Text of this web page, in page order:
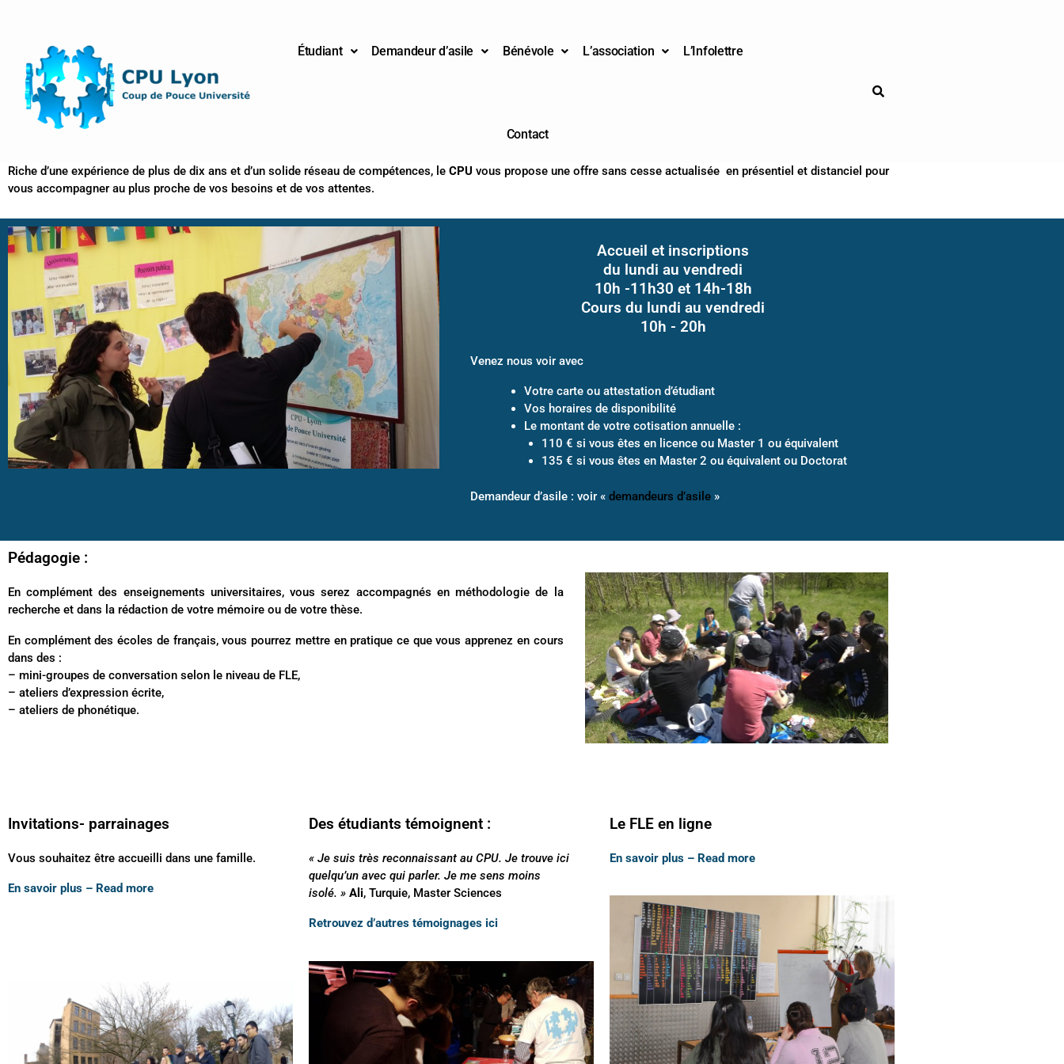
Étudiant Demandeur d’asile Bénévole L’association L’Infolettre
Contact
Étudiant
Riche d’une expérience de plus de dix ans et d’un solide réseau de compétences, le CPU vous propose une offre sans cesse actualisée en présentiel et distanciel pour
vous accompagner au plus proche de vos besoins et de vos attentes.
Accueil et inscriptions
du lundi au vendredi
10h -11h30 et 14h-18h
Cours du lundi au vendredi
10h - 20h
Venez nous voir avec
Votre carte ou attestation d’étudiant
Vos horaires de disponibilité
Le montant de votre cotisation annuelle :
110 € si vous êtes en licence ou Master 1 ou équivalent
135 € si vous êtes en Master 2 ou équivalent ou Doctorat
Demandeur d’asile : voir «demandeurs d’asile »
Pédagogie :
En complément des enseignements universitaires, vous serez accompagnés en méthodologie de la
recherche et dans la rédaction de votre mémoire ou de votre thèse.
En complément des écoles de français, vous pourrez mettre en pratique ce que vous apprenez en cours
dans des :
– mini-groupes de conversation selon le niveau de FLE,
– ateliers d’expression écrite,
– ateliers de phonétique.
Invitations- parrainages
Vous souhaitez être accueilli dans une famille.
En savoir plus – Read more
Des étudiants témoignent :
« Je suis très reconnaissant au CPU. Je trouve ici
quelqu’un avec qui parler. Je me sens moins
isolé. » Ali, Turquie, Master Sciences
Retrouvez d’autres témoignages ici
Le FLE en ligne
En savoir plus – Read more